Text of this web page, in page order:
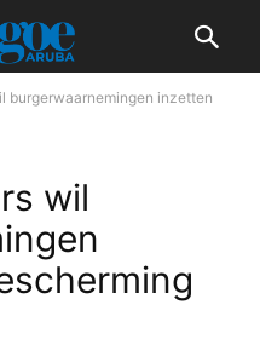
burgerwaarnemingen inzetten
wil